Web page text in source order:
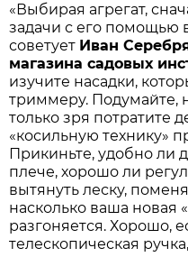
«Выбирая агрегат,
задачи с его помощью
советует Иван
магазина садовых
изучите насадки,
триммеру. Подумайте,
только зря потратите
«косильную технику»
Прикиньте, удобно ли
плече, хорошо ли
вытянуть леску,
насколько ваша новая
разгоняется. Хорошо,
телескопическая